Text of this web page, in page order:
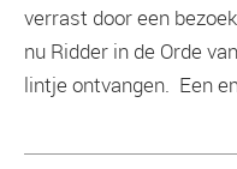
verrast door een
nu Ridder in de Orde
lintje ontvangen. Een